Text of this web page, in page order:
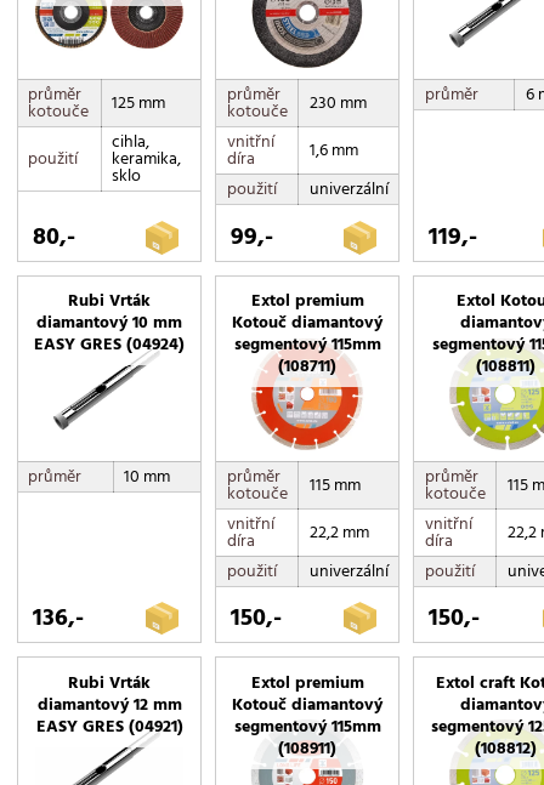
průměr
kotouče
125 mm
použití
cihla,
keramika,
sklo
80,-
průměr
kotouče
230 mm
vnitřní
díra
1,6 mm
použití
univerzální
99,-
průměr 6
119,-
Rubi Vrták
diamantový 10 mm
EASY GRES (04924)
průměr 10 mm
136,-
Extol premium
Kotouč diamantový
segmentový 115mm
(108711)
průměr
kotouče
115 mm
vnitřní
díra
22,2 mm
použití
univerzální
150,-
Extol
segmentový
(108811)
průměr
kotouče
115
vnitřní
díra
22,2
použití
150,-
Rubi Vrták
diamantový 12 mm
EASY GRES (04921)
Extol premium
Kotouč diamantový
segmentový 115mm
(108911)
Extol craft
segmentový
(108812)